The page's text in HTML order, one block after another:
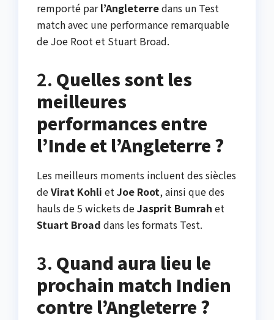
remporté parl’Angleterredans un Test
match avec une performance remarquable
de Joe Root et Stuart Broad.
2. Quelles sont les
meilleures
performances entre
l’Inde et l’Angleterre ?
Les meilleurs moments incluent des siècles
deVirat Kohli etJoe Root, ainsi que des
hauls de 5 wickets deJasprit Bumrah et
Stuart Broad dans les formats Test.
3. Quand aura lieu le
prochain match Indien
contre l’Angleterre ?